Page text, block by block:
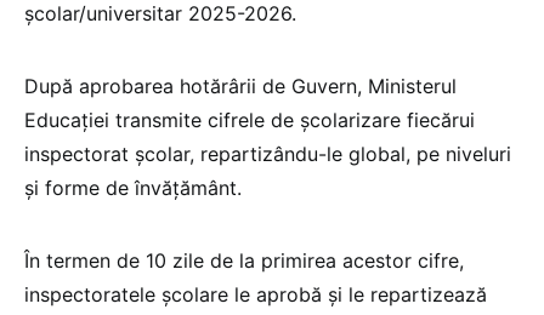
școlar/universitar 2025-2026.
După aprobarea hotărârii de Guvern, Ministerul
Educației transmite cifrele de școlarizare fiecărui
inspectorat școlar, repartizându-le global, pe niveluri
și forme de învățământ.
În termen de 10 zile de la primirea acestor cifre,
inspectoratele școlare le aprobă și le repartizează